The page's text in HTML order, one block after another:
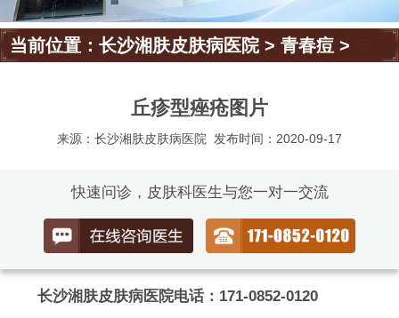
当前位置：长沙湘肤皮肤病医院>青春痘 >
丘疹型痤疮图片
来源：长沙湘肤皮肤病医院 发布时间：2020-09-17
快速问诊，皮肤科医生与您一对一交流
长沙湘肤皮肤病医院电话：171-0852-0120